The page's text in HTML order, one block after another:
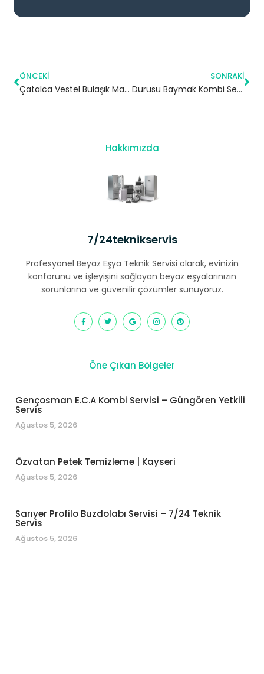
ÖNCEKI
Çatalca Vestel Bulaşık Makinesi Servisi
SONRAKI
Durusu Baymak Kombi Servisi – Arnavutköy Yetkili Servis
Hakkımızda
7/24teknikservis
Profesyonel Beyaz Eşya Teknik Servisi olarak, evinizin
konforunu ve işleyişini sağlayan beyaz eşyalarınızın
sorunlarına ve güvenilir çözümler sunuyoruz.
Öne Çıkan Bölgeler
Gençosman E.C.A Kombi Servisi – Güngören Yetkili
Servis
Ağustos 5, 2026
Özvatan Petek Temizleme | Kayseri
Ağustos 5, 2026
Sarıyer Profilo Buzdolabı Servisi – 7/24 Teknik
Servis
Ağustos 5, 2026